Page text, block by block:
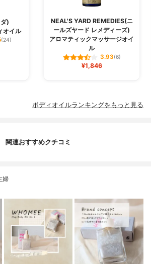
)
オイル
(24)
NEAL'S YARD REMEDIES(ニ
ールズヤード レメディーズ)
アロマティックマッサージオイ
ル
3.93(6)
¥1,846
ボディオイルランキングをもっと見る
関連おすすめクチコミ
婦